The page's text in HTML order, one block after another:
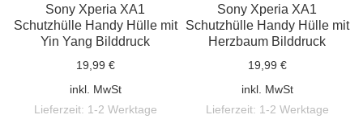
Sony Xperia XA1
Schutzhülle Handy Hülle mit
Yin Yang Bilddruck
19,99 €
inkl. MwSt
Lieferzeit: 1-2 Werktage
Sony Xperia XA1
Schutzhülle Handy Hülle mit
Herzbaum Bilddruck
19,99 €
inkl. MwSt
Lieferzeit: 1-2 Werktage